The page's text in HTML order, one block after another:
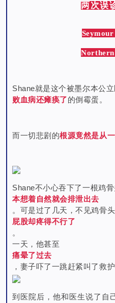
两次误
Shane就是这个被墨尔本公
败血病还瘫痪了的倒霉蛋。
而一切悲剧的根源竟然是从
Shane不小心吞下了一根鸡骨
本想着自然就会排泄出去
。可是过了几天，不见鸡骨
屁股却疼得不行了
。
一天，他甚至
痛晕了过去
，妻子吓了一跳赶紧叫了救护
到医院后，他和医生说了自